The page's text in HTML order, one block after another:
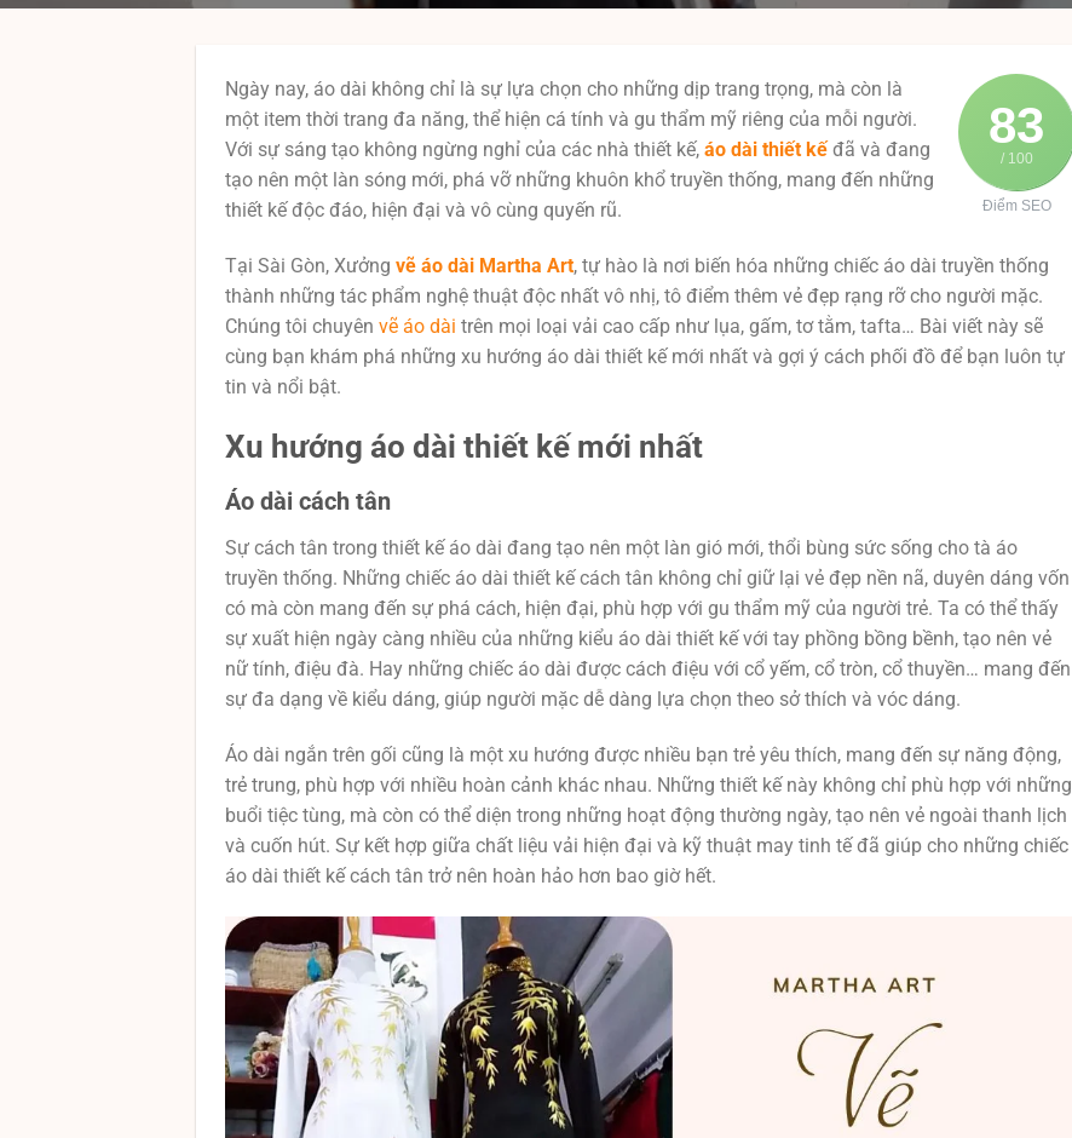
83
/ 100
Điểm SEO
Ngày nay, áo dài không chỉ là sự lựa chọn cho những dịp trang trọng, mà còn là
một item thời trang đa năng, thể hiện cá tính và gu thẩm mỹ riêng của mỗi người.
Với sự sáng tạo không ngừng nghỉ của các nhà thiết kế, áo dài thiết kếđã và đang
tạo nên một làn sóng mới, phá vỡ những khuôn khổ truyền thống, mang đến những
thiết kế độc đáo, hiện đại và vô cùng quyến rũ.
Tại Sài Gòn, Xưởng vẽ áo dài Martha Art, tự hào là nơi biến hóa những chiếc áo dài truyền thống
thành những tác phẩm nghệ thuật độc nhất vô nhị, tô điểm thêm vẻ đẹp rạng rỡ cho người mặc.
Chúng tôi chuyên vẽ áo dài trên mọi loại vải cao cấp như lụa, gấm, tơ tằm, tafta… Bài viết này sẽ
cùng bạn khám phá những xu hướng áo dài thiết kế mới nhất và gợi ý cách phối đồ để bạn luôn tự
tin và nổi bật.
Xu hướng áo dài thiết kế mới nhất
Áo dài cách tân
Sự cách tân trong thiết kế áo dài đang tạo nên một làn gió mới, thổi bùng sức sống cho tà áo
truyền thống. Những chiếc áo dài thiết kế cách tân không chỉ giữ lại vẻ đẹp nền nã, duyên dáng vốn
có mà còn mang đến sự phá cách, hiện đại, phù hợp với gu thẩm mỹ của người trẻ. Ta có thể thấy
sự xuất hiện ngày càng nhiều của những kiểu áo dài thiết kế với tay phồng bồng bềnh, tạo nên vẻ
nữ tính, điệu đà. Hay những chiếc áo dài được cách điệu với cổ yếm, cổ tròn, cổ thuyền… mang đến
sự đa dạng về kiểu dáng, giúp người mặc dễ dàng lựa chọn theo sở thích và vóc dáng.
Áo dài ngắn trên gối cũng là một xu hướng được nhiều bạn trẻ yêu thích, mang đến sự năng động,
trẻ trung, phù hợp với nhiều hoàn cảnh khác nhau. Những thiết kế này không chỉ phù hợp với những
buổi tiệc tùng, mà còn có thể diện trong những hoạt động thường ngày, tạo nên vẻ ngoài thanh lịch
và cuốn hút. Sự kết hợp giữa chất liệu vải hiện đại và kỹ thuật may tinh tế đã giúp cho những chiếc
áo dài thiết kế cách tân trở nên hoàn hảo hơn bao giờ hết.